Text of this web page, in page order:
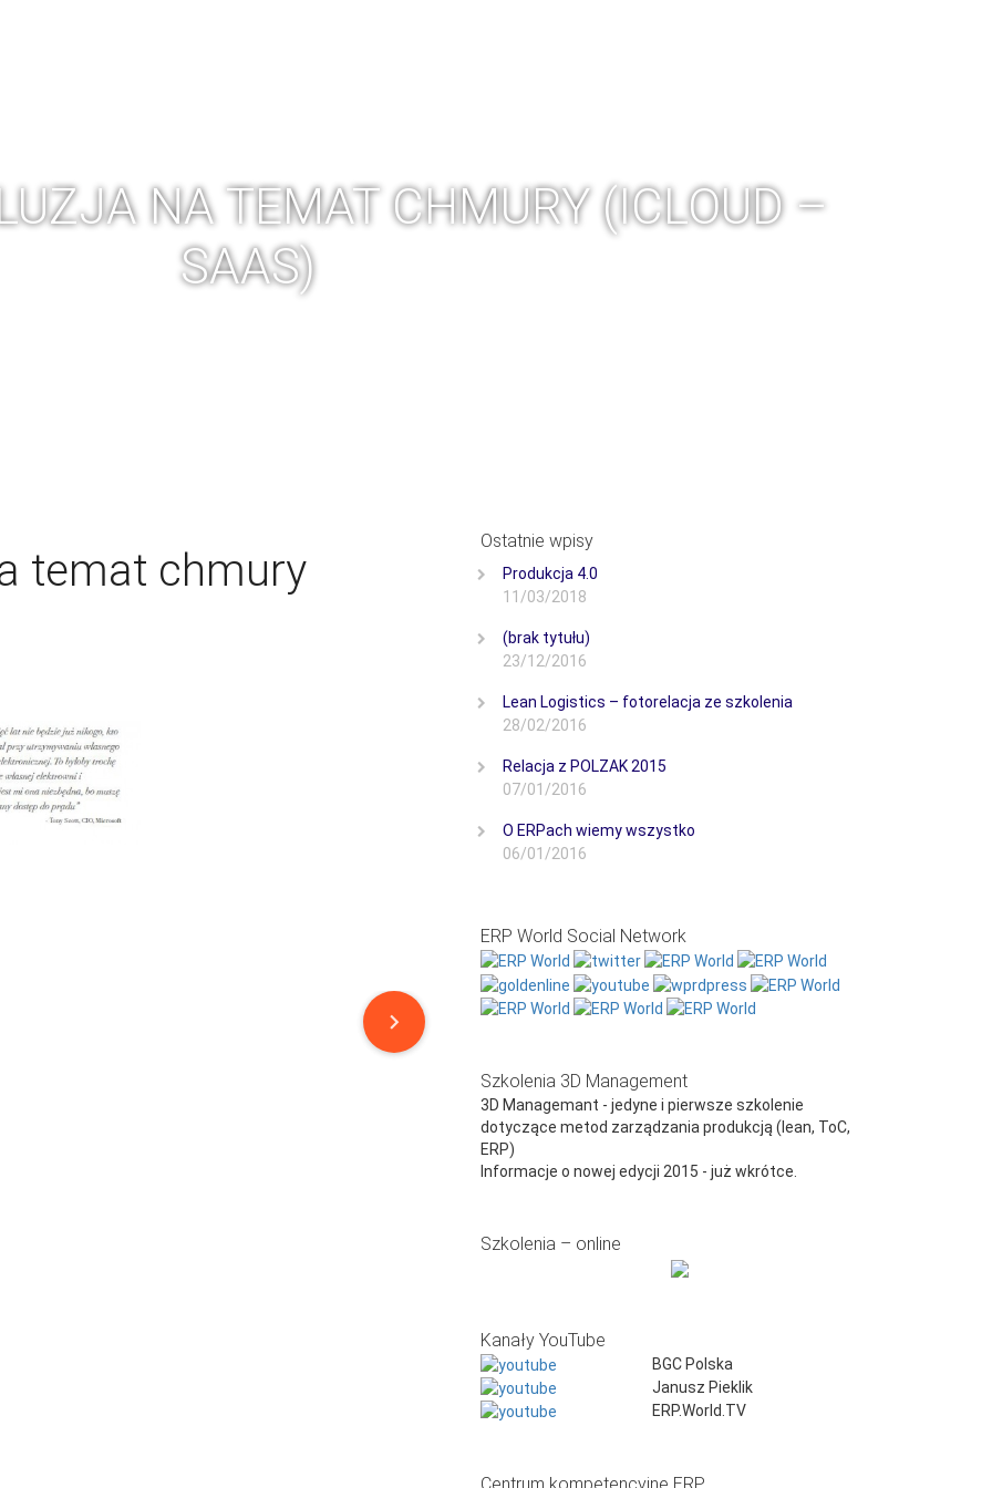
NA TEMAT CHMURY (ICLOUD –
SAAS)
temat chmury
Ostatnie wpisy
Produkcja 4.0
11/03/2018
(brak tytułu)
23/12/2016
Lean Logistics – fotorelacja ze szkolenia
28/02/2016
Relacja z POLZAK 2015
07/01/2016
O ERPach wiemy wszystko
06/01/2016
ERP World Social Network
Szkolenia 3D Management
3D Managemant - jedyne i pierwsze szkolenie
dotyczące metod zarządzania produkcją (lean, ToC,
ERP)
Informacje o nowej edycji 2015 - już wkrótce.
Szkolenia – online
Kanały YouTube
BGC Polska
Janusz Pieklik
ERP.World.TV